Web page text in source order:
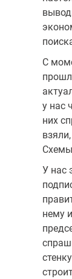
С
у нас
них
У нас
нему